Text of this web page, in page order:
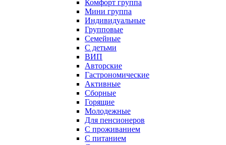
Комфорт группа
Мини группа
Индивидуальные
Групповые
Семейные
С детьми
ВИП
Авторские
Гастрономические
Активные
Сборные
Горящие
Молодежные
Для пенсионеров
С проживанием
С питанием